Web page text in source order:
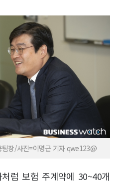
팀장/사진=이명근 기자 qwe123@
럼 보험 주계약에 30~40개